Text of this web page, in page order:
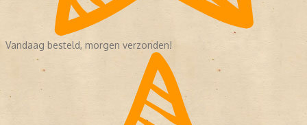
Vandaag besteld, morgen verzonden!